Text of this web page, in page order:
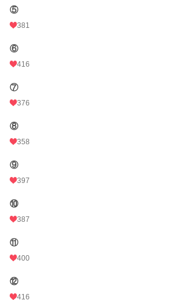
年間ポイント
⑤
381
⑥
416
⑦
376
⑧
358
⑨
397
⑩
387
⑪
400
⑫
416